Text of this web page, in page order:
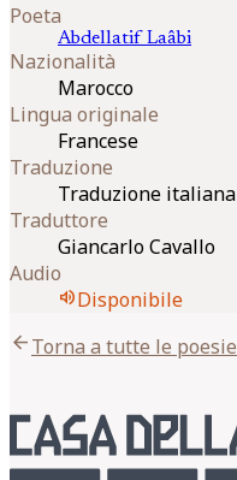
Poeta
Abdellatif Laâbi
Nazionalità
Marocco
Lingua originale
Francese
Traduzione
Traduzione italiana
Traduttore
Giancarlo Cavallo
Audio
volume_upDisponibile
arrow_backTorna a tutte le poesie